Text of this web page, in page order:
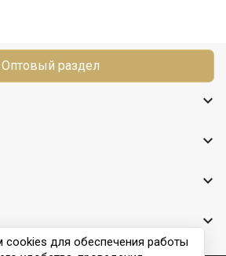
Оптовый раздел




cookies для обеспечения работы